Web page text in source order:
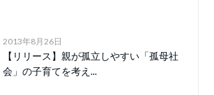
2013年8月26日
【リリース】親が孤立しやすい「孤母社
会」の子育てを考え...